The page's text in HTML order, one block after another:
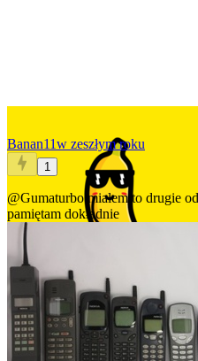
Banan11w zeszłym roku
1
@Gumaturbomiałem to drugie
pamiętam dokładnie